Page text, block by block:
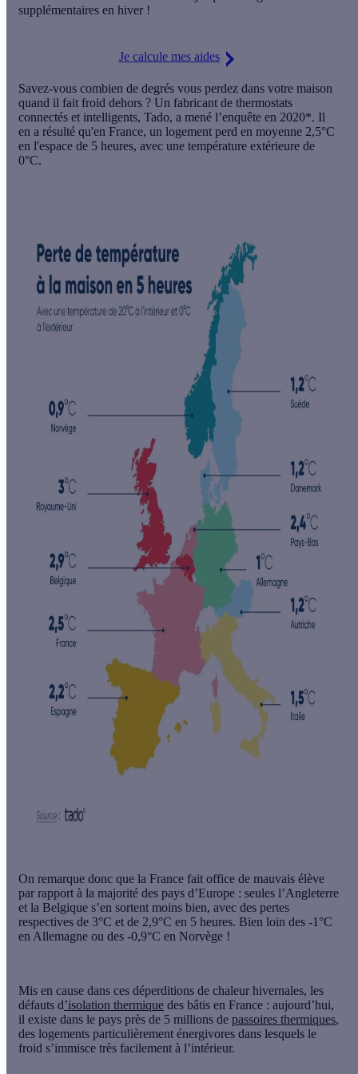
supplémentaires en hiver !
Je calcule mes aides
Savez-vous combien de degrés vous perdez dans votre maison
quand il fait froid dehors ? Un fabricant de thermostats
connectés et intelligents, Tado, a mené l’enquête en 2020*. Il
en a résulté qu'en France, un logement perd en moyenne 2,5°C
en l'espace de 5 heures, avec une température extérieure de
0°C.
On remarque donc que la France fait office de mauvais élève
par rapport à la majorité des pays d’Europe : seules l’Angleterre
et la Belgique s’en sortent moins bien, avec des pertes
respectives de 3°C et de 2,9°C en 5 heures. Bien loin des -1°C
en Allemagne ou des -0,9°C en Norvège !
Mis en cause dans ces déperditions de chaleur hivernales, les
défauts d’isolation thermique des bâtis en France : aujourd’hui,
il existe dans le pays près de 5 millions de passoires thermiques,
des logements particulièrement énergivores dans lesquels le
froid s’immisce très facilement à l’intérieur.